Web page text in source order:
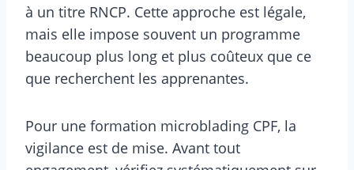
à un titre RNCP. Cette approche est légale,
mais elle impose souvent un programme
beaucoup plus long et plus coûteux que ce
que recherchent les apprenantes.
Pour une formation microblading CPF, la
vigilance est de mise. Avant tout